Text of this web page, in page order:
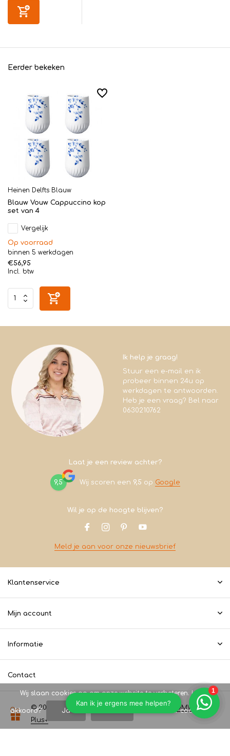
Eerder bekeken
Heinen Delfts Blauw
Blauw Vouw Cappuccino kop
set van 4
Vergelijk
Op voorraad
binnen 5 werkdagen
€56,95
Incl. btw
Ik help je graag!
Stuur een e-mail en ik
probeer binnen 24u op
werkdagen te antwoorden.
Heb je een vraag? Bel naar
0630210762
Laat je een review achter?
9,5 Wij scoren een 9,5 op Google
Wil je op de hoogte blijven?
Meld je aan voor onze nieuwsbrief
Klantenservice
Mijn account
Informatie
Contact
© 2026 Koopeencadeautje.nl - Theme By DMWSx
Plus+
Wij slaan cookies op om onze website te verbeteren. Is dat
akkoord? Ja Meer over cookies »